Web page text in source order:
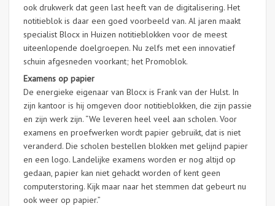
ook drukwerk dat geen last heeft van de digitalisering. Het
notitieblok is daar een goed voorbeeld van. Al jaren maakt
specialist Blocx in Huizen notitieblokken voor de meest
uiteenlopende doelgroepen. Nu zelfs met een innovatief
schuin afgesneden voorkant; het Promoblok.
Examens op papier
De energieke eigenaar van Blocx is Frank van der Hulst. In
zijn kantoor is hij omgeven door notitieblokken, die zijn passie
en zijn werk zijn. “We leveren heel veel aan scholen. Voor
examens en proefwerken wordt papier gebruikt, dat is niet
veranderd. Die scholen bestellen blokken met gelijnd papier
en een logo. Landelijke examens worden er nog altijd op
gedaan, papier kan niet gehackt worden of kent geen
computerstoring. Kijk maar naar het stemmen dat gebeurt nu
ook weer op papier.”